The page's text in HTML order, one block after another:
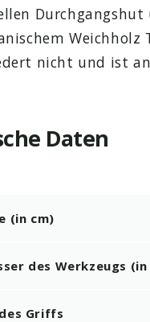
nicht und ist
Daten
(in cm)
des Werkzeugs (in
Griffs